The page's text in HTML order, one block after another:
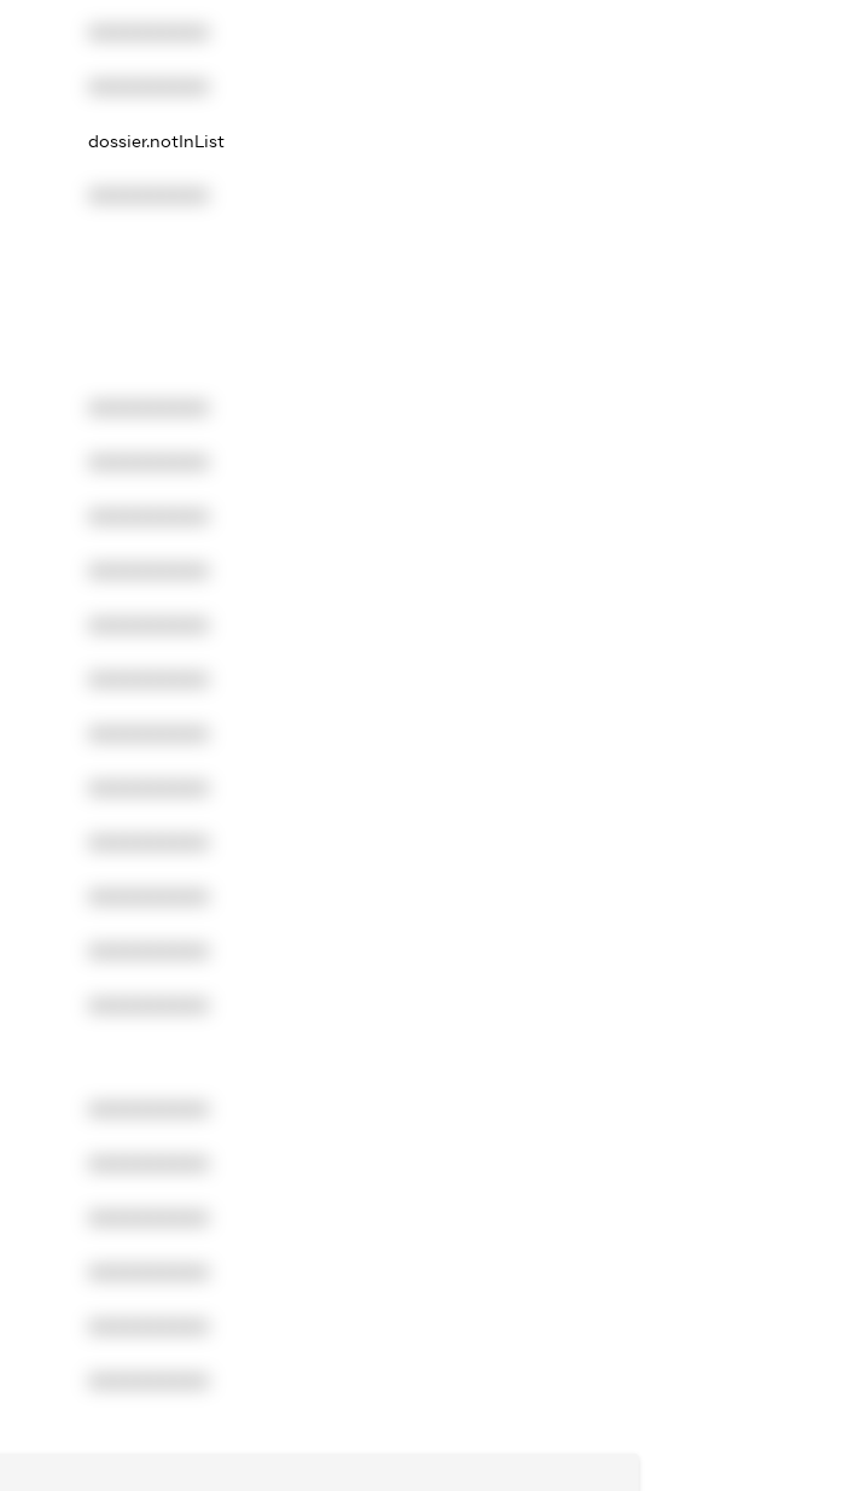
dossier.notInList